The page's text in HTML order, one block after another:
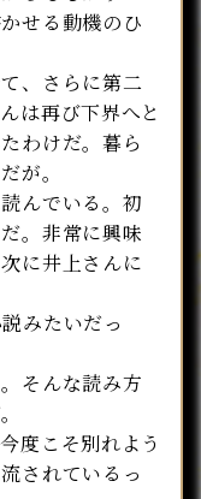
せる動機のひ
、さらに第二
は再び下界へと
わけだ。暮ら
が。
んでいる。初
。非常に興味
に井上さんに
みたいだっ
そんな読み方
度こそ別れよう
されているっ